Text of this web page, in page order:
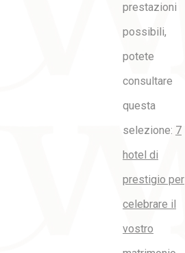
prestazioni
possibili,
potete
consultare
questa
selezione: 7
hotel di
prestigio per
celebrare il
vostro